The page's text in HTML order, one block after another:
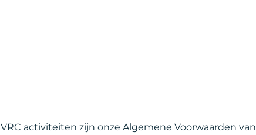
activiteiten zijn onze Algemene Voorwaarden van